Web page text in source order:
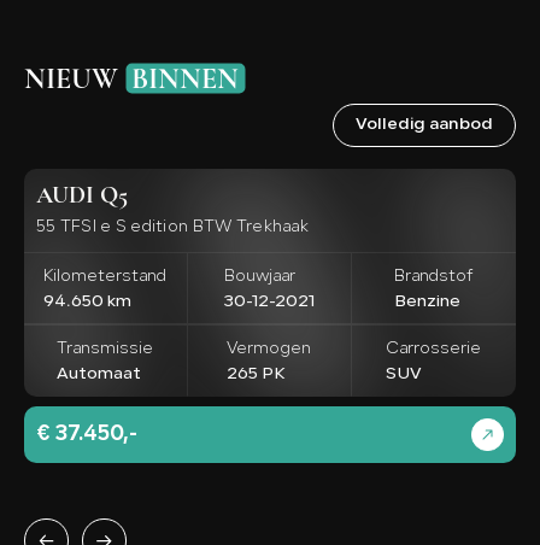
NIEUW BINNEN
Volledig aanbod
AUDI Q5
55 TFSI e S edition BTW Trekhaak
Kilometerstand
94.650 km
Bouwjaar
30-12-2021
Brandstof
Benzine
Transmissie
Automaat
Vermogen
265 PK
Carrosserie
SUV
€ 37.450,-